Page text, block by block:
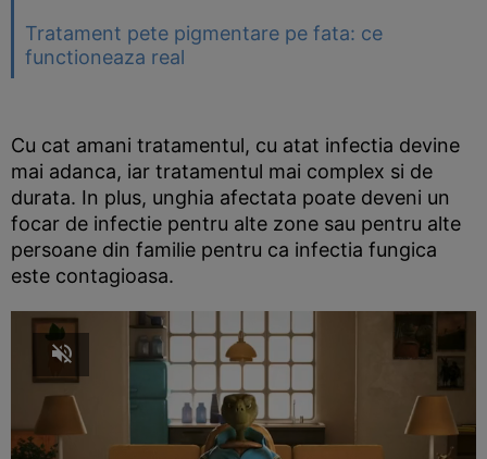
Tratament pete pigmentare pe fata: ce
functioneaza real
Cu cat amani tratamentul, cu atat infectia devine
mai adanca, iar tratamentul mai complex si de
durata. In plus, unghia afectata poate deveni un
focar de infectie pentru alte zone sau pentru alte
persoane din familie pentru ca infectia fungica
este contagioasa.
Unmute